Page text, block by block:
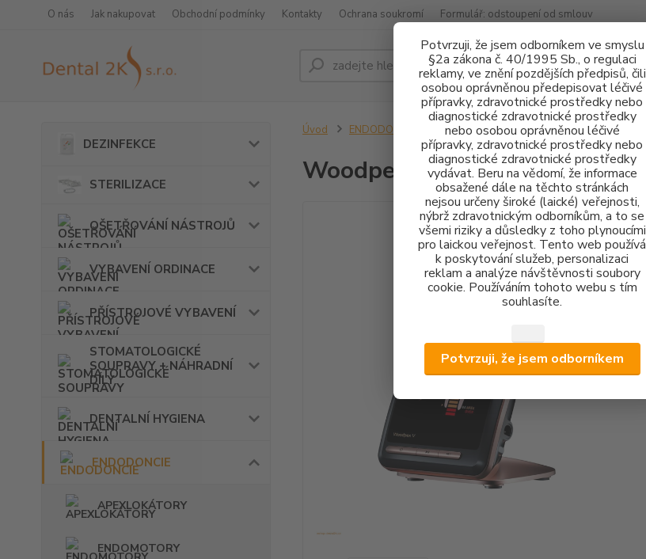
Potvrzuji, že jsem odborníkem ve smyslu
§2a zákona č. 40/1995 Sb., o regulaci
reklamy, ve znění pozdějších předpisů, čili
osobou oprávněnou předepisovat léčivé
přípravky, zdravotnické prostředky nebo
diagnostické zdravotnické prostředky
nebo osobou oprávněnou léčivé
přípravky, zdravotnické prostředky nebo
diagnostické zdravotnické prostředky
vydávat. Beru na vědomí, že informace
obsažené dále na těchto stránkách
nejsou určeny široké (laické) veřejnosti,
nýbrž zdravotnickým odborníkům, a to se
všemi riziky a důsledky z toho plynoucími
pro laickou veřejnost. Tento web používá
k poskytování služeb, personalizaci
reklam a analýze návštěvnosti soubory
cookie. Používáním tohoto webu s tím
souhlasíte.
Potvrzuji, že jsem odborníkem
O nás Jak nakupovat Obchodní podmínky Kontakty Ochrana soukromí Formulář: odstoupení od smlouv
Hledat
DEZINFEKCE
STERILIZACE
OŠETŘOVÁNÍ NÁSTROJŮ
VYBAVENÍ ORDINACE
PŘÍSTROJOVÉ VYBAVENÍ
STOMATOLOGICKÉ
SOUPRAVY + NÁHRADNÍ
DÍLY
DENTALNÍ HYGIENA
ENDODONCIE
APEXLOKÁTORY
ENDOMOTORY
Úvod ENDODONCIE Woodpecker WOODPEX V
Woodpecker WOODPEX V